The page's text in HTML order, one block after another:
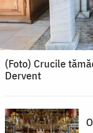
(Foto) Crucile
Dervent